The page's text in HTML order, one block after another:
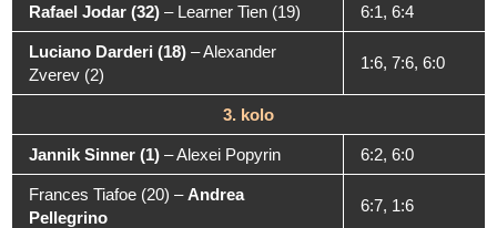
Rafael Jodar (32) – Learner Tien (19) 6:1, 6:4
Luciano Darderi (18) –Alexander
Zverev (2)
1:6, 7:6, 6:0
3. kolo
Jannik Sinner (1) –Alexei Popyrin 6:2, 6:0
Frances Tiafoe (20) –Andrea
Pellegrino
6:7, 1:6